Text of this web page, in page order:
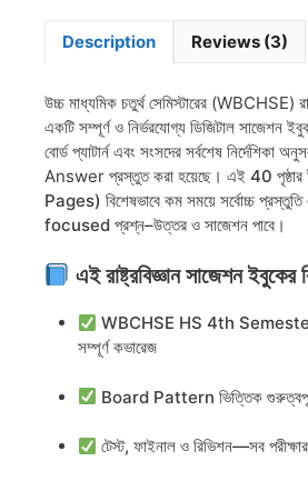
Description Reviews (3)
উচ্চ মাধ্যমিক চতুর্থ সেমিস্টারের (WBCHSE)
একটি সম্পূর্ণ ও নির্ভরযোগ্য ডিজিটাল সাজেশন
বোর্ড প্যাটার্নএবং সংসদের সর্বশেষ নির্দেশিকা
Answer প্রস্তুত করা হয়েছে। এই 40
Pages) বিশেষভাবে কম সময়ে সর্বোচ্চ প্রস্তুতি
focused প্রশ্ন–উত্তর ও সাজেশন পাবে।
এই রাষ্ট্রবিজ্ঞান সাজেশন ইবুকের
WBCHSE HS 4th Semester
সম্পূর্ণ কভারেজ
Board Pattern ভিত্তিক
টেস্ট, ফাইনাল ও রিভিশন—সব